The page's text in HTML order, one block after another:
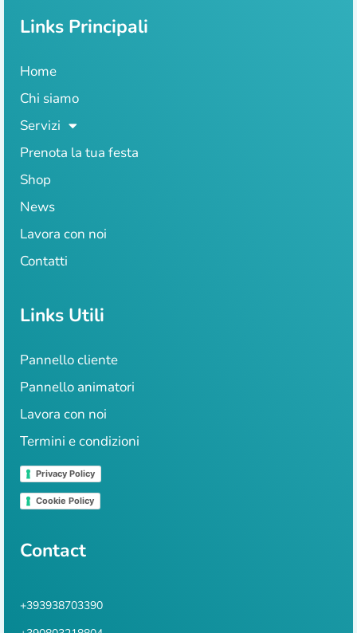
Links Principali
Home
Chi siamo
Servizi
Prenota la tua festa
Shop
News
Lavora con noi
Contatti
Links Utili
Pannello cliente
Pannello animatori
Lavora con noi
Termini e condizioni
Privacy Policy
Cookie Policy
Contact
+393938703390